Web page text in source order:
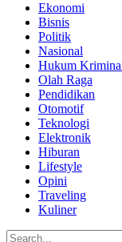
Ekonomi
Bisnis
Politik
Nasional
Hukum
Olah Raga
Pendidikan
Otomotif
Teknologi
Elektronik
Hiburan
Lifestyle
Opini
Traveling
Kuliner